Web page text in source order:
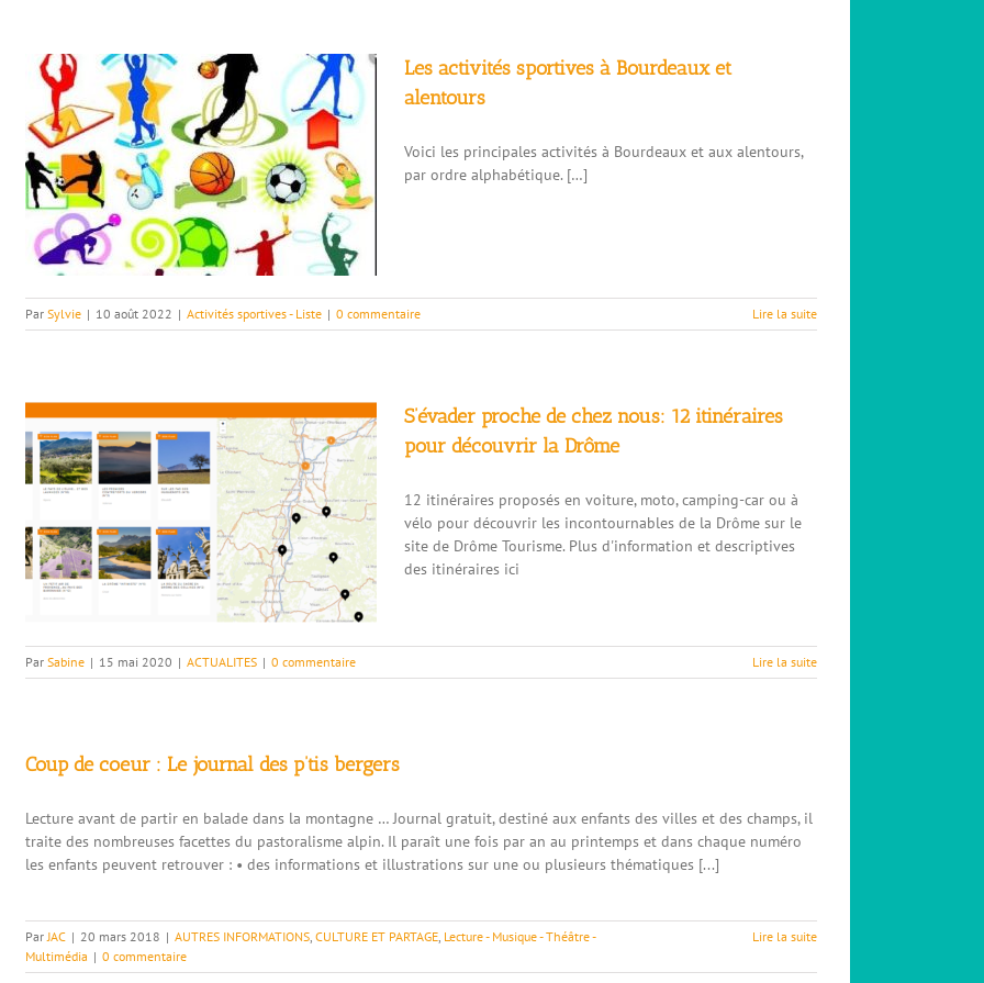
Les activités sportives à Bourdeaux et
alentours
Voici les principales activités à Bourdeaux et aux alentours,
par ordre alphabétique. […]
ParSylvie | 10 août 2022 | Activités sportives - Liste | 0 commentaire Lire la suite
S’évader proche de chez nous: 12 itinéraires
pour découvrir la Drôme
12 itinéraires proposés en voiture, moto, camping-car ou à
vélo pour découvrir les incontournables de la Drôme sur le
site de Drôme Tourisme. Plus d'information et descriptives
des itinéraires ici
ParSabine | 15 mai 2020 | ACTUALITES | 0 commentaire Lire la suite
Coup de coeur : Le journal des p’tis bergers
Lecture avant de partir en balade dans la montagne … Journal gratuit, destiné aux enfants des villes et des champs, il
traite des nombreuses facettes du pastoralisme alpin. Il paraît une fois par an au printemps et dans chaque numéro
les enfants peuvent retrouver : • des informations et illustrations sur une ou plusieurs thématiques [...]
Par JAC | 20 mars 2018 | AUTRES INFORMATIONS ,CULTURE ET PARTAGE Lecture - Musique - Théâtre -
Multimédia | 0 commentaire
Lire la suite